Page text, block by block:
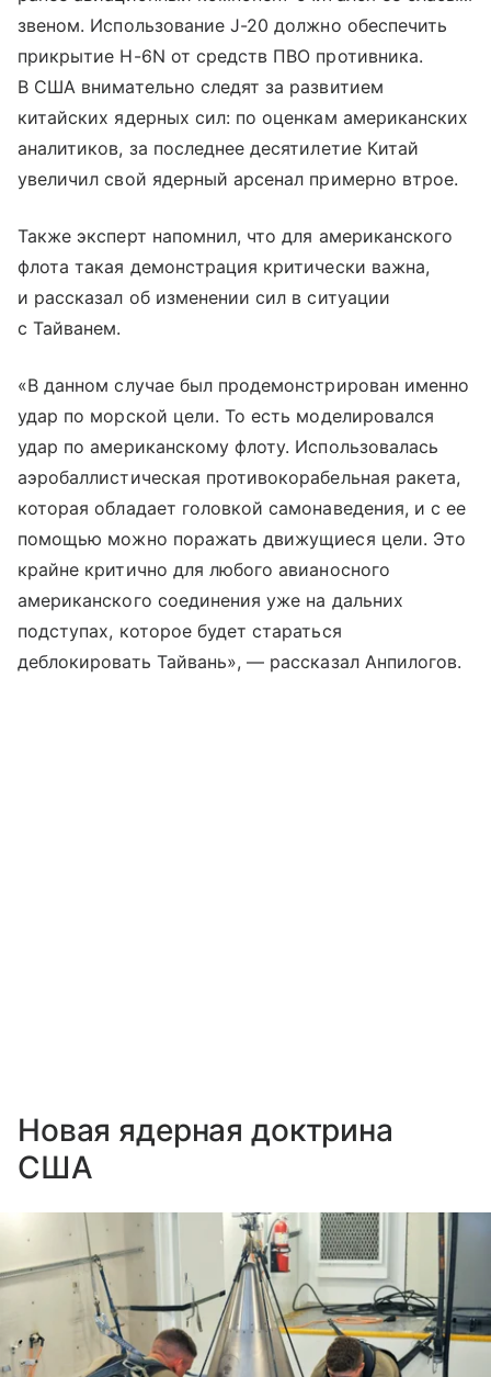
звеном. Использование J-20 должно обеспечить
прикрытие H-6N от средств ПВО противника.
В США внимательно следят за развитием
китайских ядерных сил: по оценкам американских
аналитиков, за последнее десятилетие Китай
увеличил свой ядерный арсенал примерно втрое.
Также эксперт напомнил, что для американского
флота такая демонстрация критически важна,
и рассказал об изменении сил в ситуации
с Тайванем.
«В данном случае был продемонстрирован именно
удар по морской цели. То есть моделировался
удар по американскому флоту. Использовалась
аэробаллистическая противокорабельная ракета,
которая обладает головкой самонаведения, и с ее
помощью можно поражать движущиеся цели. Это
крайне критично для любого авианосного
американского соединения уже на дальних
подступах, которое будет стараться
деблокировать Тайвань», — рассказал Анпилогов.
Новая ядерная доктрина
США